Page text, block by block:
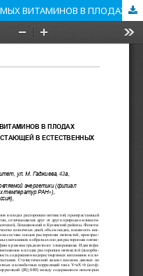
ОПРЕДЕЛЕНИЕ ВОДОРАСТВОРИМЫХ ВИТАМИНОВ В ПЛОДАХ РАСТОРОПШИ ПЯТНИСТОЙ, ПРОИЗРАСТАЮЩЕЙ В ЕСТЕСТВЕННЫХ УСЛОВИЯХ В РЕСПУБЛИКЕ ДАГЕСТАН